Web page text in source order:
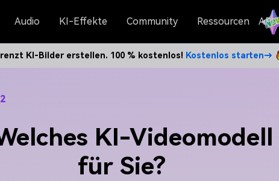
Audio KI-Effekte Community Ressourcen API
KI-Bilder erstellen. 100 % kostenlos! Kostenlos starten→
KI-
für Sie?